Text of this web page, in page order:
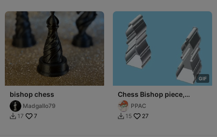
bishop chess
Madgallo79
 17 7
GIF
Chess Bishop piece,
nestable box (v1)
PPAC
 15 27